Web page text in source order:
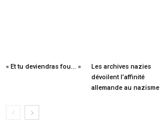
« Et tu deviendras fou… »
Les archives nazies
dévoilent l’affinité
allemande au nazisme